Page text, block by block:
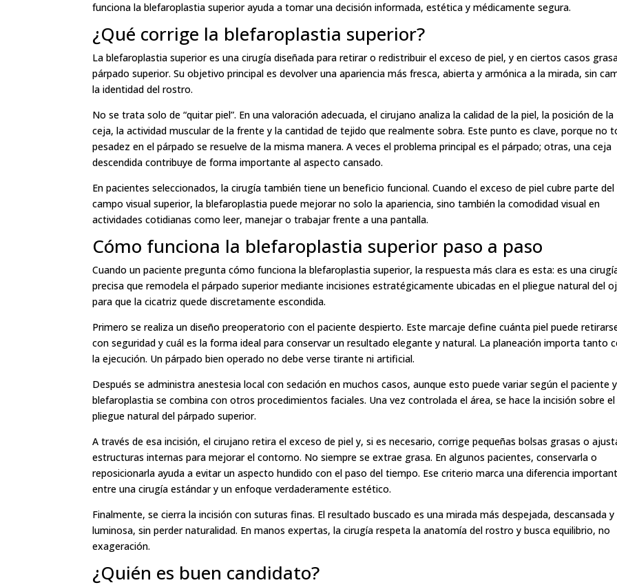
funciona la blefaroplastia superior ayuda a tomar una decisión informada, estética y médicamente segura.
¿Qué corrige la blefaroplastia superior?
La blefaroplastia superior es una cirugía diseñada para retirar o redistribuir el exceso de piel, y en ciertos casos
párpado superior. Su objetivo principal es devolver una apariencia más fresca, abierta y armónica a la mirada, sin
la identidad del rostro.
No se trata solo de “quitar piel”. En una valoración adecuada, el cirujano analiza la calidad de la piel, la posición de la
ceja, la actividad muscular de la frente y la cantidad de tejido que realmente sobra. Este punto es clave, porque no
pesadez en el párpado se resuelve de la misma manera. A veces el problema principal es el párpado; otras, una ceja
descendida contribuye de forma importante al aspecto cansado.
En pacientes seleccionados, la cirugía también tiene un beneficio funcional. Cuando el exceso de piel cubre parte del
campo visual superior, la blefaroplastia puede mejorar no solo la apariencia, sino también la comodidad visual en
actividades cotidianas como leer, manejar o trabajar frente a una pantalla.
Cómo funciona la blefaroplastia superior paso a paso
Cuando un paciente pregunta cómo funciona la blefaroplastia superior, la respuesta más clara es esta: es una
precisa que remodela el párpado superior mediante incisiones estratégicamente ubicadas en el pliegue natural del
para que la cicatriz quede discretamente escondida.
Primero se realiza un diseño preoperatorio con el paciente despierto. Este marcaje define cuánta piel puede
con seguridad y cuál es la forma ideal para conservar un resultado elegante y natural. La planeación importa tanto
la ejecución. Un párpado bien operado no debe verse tirante ni artificial.
Después se administra anestesia local con sedación en muchos casos, aunque esto puede variar según el paciente
blefaroplastia se combina con otros procedimientos faciales. Una vez controlada el área, se hace la incisión sobre el
pliegue natural del párpado superior.
A través de esa incisión, el cirujano retira el exceso de piel y, si es necesario, corrige pequeñas bolsas grasas o
estructuras internas para mejorar el contorno. No siempre se extrae grasa. En algunos pacientes, conservarla o
reposicionarla ayuda a evitar un aspecto hundido con el paso del tiempo. Ese criterio marca una diferencia
entre una cirugía estándar y un enfoque verdaderamente estético.
Finalmente, se cierra la incisión con suturas finas. El resultado buscado es una mirada más despejada, descansada y
luminosa, sin perder naturalidad. En manos expertas, la cirugía respeta la anatomía del rostro y busca equilibrio, no
exageración.
¿Quién es buen candidato?